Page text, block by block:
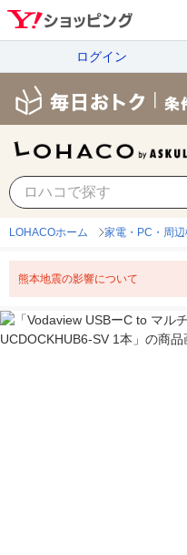
ログイン
LOHACOホーム 家電・PC・周
熊本地震の影響について